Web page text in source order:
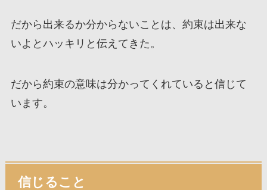
だから出来るか分からないことは、約束は出来な
いよとハッキリと伝えてきた。
だから約束の意味は分かってくれていると信じて
います。
信じること